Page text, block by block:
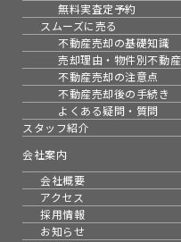
無料実査定予約
スムーズに売る
不動産売却の基礎知識
売却理由・物件別不動
不動産売却の注意点
不動産売却後の手続き
よくある疑問・質問
スタッフ紹介
会社案内
会社概要
アクセス
採用情報
お知らせ